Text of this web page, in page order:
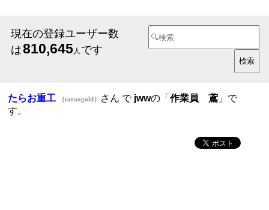
現在の登録ユーザー数
は810,645人 です
たらお重工 （taraogold） さん で jwwの「作業員 鳶 」で
す。